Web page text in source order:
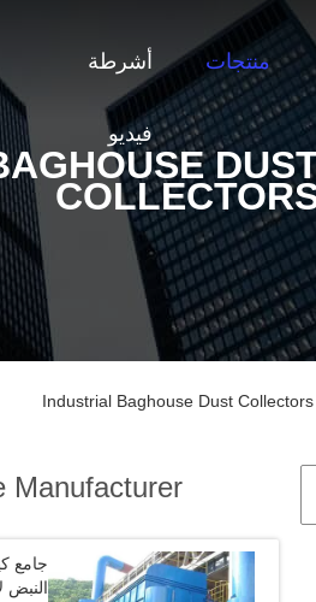
منتجات أشرطة
فيديو
Industrial Baghouse Dust
Manufacturer
النبض